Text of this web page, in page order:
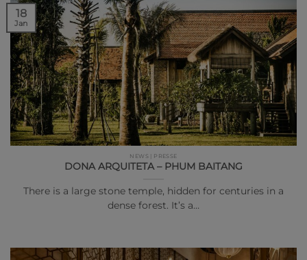
NEWS | PRESSE
DONA ARQUITETA – PHUM BAITANG
There is a large stone temple, hidden for centuries in a
dense forest. It’s a…
18
Jan